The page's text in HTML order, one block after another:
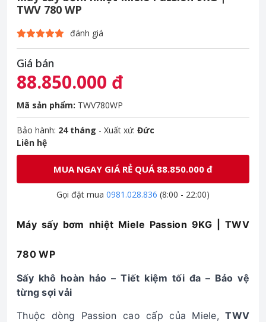
TWV 780 WP
đánh giá
Giá bán
88.850.000 đ
Mã sản phẩm: TWV780WP
Bảo hành: 24 tháng - Xuất xứ: Đức
Liên hệ
MUA NGAY GIÁ RẺ QUÁ 88.850.000 đ
Gọi đặt mua 0981.028.836 (8:00 - 22:00)
Máy sấy bơm nhiệt Miele Passion 9KG | TWV
780 WP
Sấy khô hoàn hảo – Tiết kiệm tối đa – Bảo vệ
từng sợi vải
Thuộc dòng Passion cao cấp của Miele,TWV